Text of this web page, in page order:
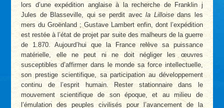
lors d’une expédition anglaise à la recherche de Franklin j
Jules de Blasseville, qui se perdit avecla Lilloisedans les
mers du Groënland ; Gustave Lambert enfin, dont l’expédition
est restée à l’état de projet par suite des malheurs de la guerre
de 1.870. Aujourd’hui que la France relève sa puissance
matérielle, elle ne peut ni ne doit négliger les œuvres
susceptibles d’affirmer dans le monde sa force intellectuelle,
son prestige scientifique, sa participation au développement
continu de l’esprit humain. Rester stationnaire dans le
mouvement scientifique de son époque, et au milieu de
l’émulation des peuples civilisés pour l’avancement de la